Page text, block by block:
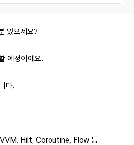
있으세요?
예정이에요.
다.
Hilt, Coroutine, Flow 등